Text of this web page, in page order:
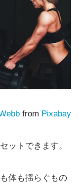
from Pixabay
ットできます。
体も揺らぐもの